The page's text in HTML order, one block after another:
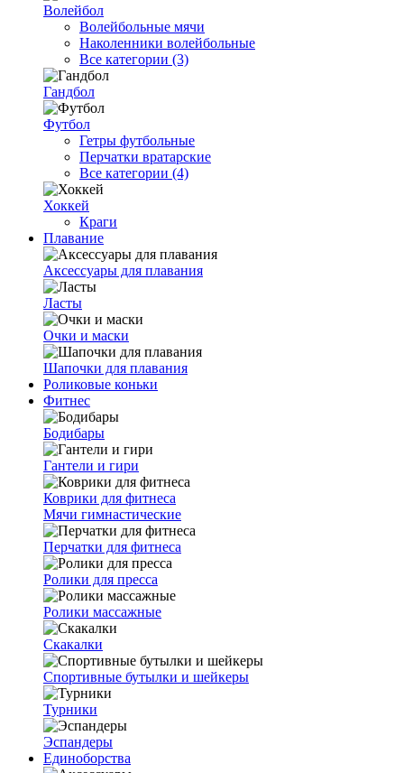
Волейбол
Волейбольные мячи
Наколенники волейбольные
Все категории (3)
Гандбол
Футбол
Гетры футбольные
Перчатки вратарские
Все категории (4)
Хоккей
Краги
Плавание
Аксессуары для плавания
Ласты
Очки и маски
Шапочки для плавания
Роликовые коньки
Фитнес
Бодибары
Гантели и гири
Коврики для фитнеса
Мячи гимнастические
Перчатки для фитнеса
Ролики для пресса
Ролики массажные
Скакалки
Спортивные бутылки и шейкеры
Турники
Эспандеры
Единоборства